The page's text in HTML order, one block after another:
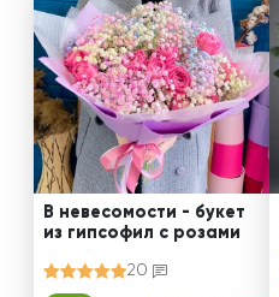
В невесомости - букет
из гипсофил с розами
20